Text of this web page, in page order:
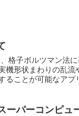
格子ボルツマン法
機形状まわりの乱流
ることが可能なアプ
ーパーコンピュ